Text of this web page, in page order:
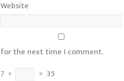
Website
for the next time I comment.
7 × = 35